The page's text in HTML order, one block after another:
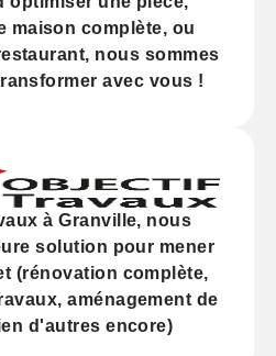
maison complète, ou
nous sommes
avec vous !
à Granville, nous
solution pour mener
(rénovation complète,
, aménagement de
d'autres encore)